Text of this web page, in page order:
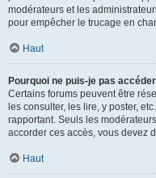
modérateurs et les
pour empêcher le trucage en
Haut
Pourquoi ne puis-je pas
Certains forums peuvent être
les consulter, les lire, y poster,
rapportant. Seuls les
accorder ces accès, vous devez
Haut